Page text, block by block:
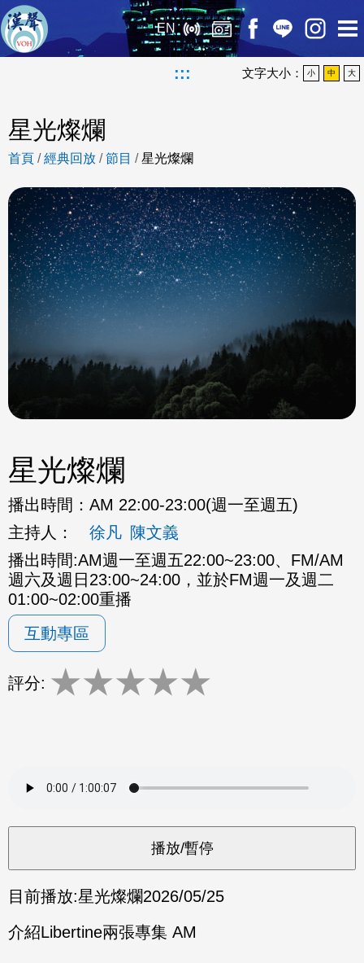
EN
::: 文字大小： 小 中 大
星光燦爛
首頁 /經典回放 /節目 /星光燦爛
星光燦爛
播出時間： AM 22:00-23:00(週一至週五)
主持人：
徐凡 陳文義
播出時間:AM週一至週五22:00~23:00、FM/AM
週六及週日23:00~24:00，並於FM週一及週二
01:00~02:00重播
互動專區
評分: ★★★★★
目前播放:星光燦爛2026/05/25
介紹Libertine兩張專集 AM